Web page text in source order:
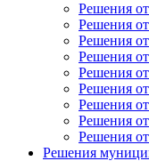
Решения
Решения
Решения
Решения
Решения
Решения
Решения
Решения
Решения
Решения